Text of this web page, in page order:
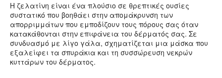
Η ζελατίνη είναι ένα πλούσιο σε θρεπτικές ουσίες
συστατικό που βοηθάει στην απομάκρυνση των
απορριμμάτων που εμποδίζουν τους πόρους σας όταν
κατακάθονται στην επιφάνεια του δέρματός σας. Σε
συνδυασμό με λίγο γάλα, σχηματίζεται μια μάσκα που
εξαλείφει τα σπυράκια και τη συσσώρευση νεκρών
κυττάρων του δέρματος.